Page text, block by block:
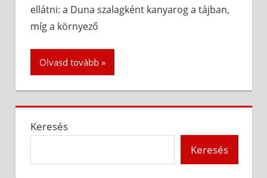
ellátni: a Duna szalagként kanyarog a tájban,
míg a környező
Olvasd tovább
Keresés
Keresés